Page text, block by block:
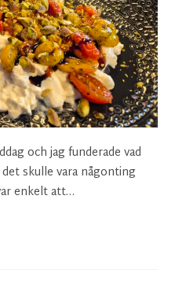
och jag funderade vad
skulle vara någonting
enkelt att…